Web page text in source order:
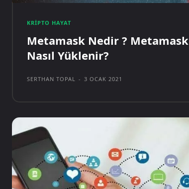
KRIPTO HAYAT
Metamask Nedir ? Metamask
Nasıl Yüklenir?
SERTHAN TOPAL - 3 OCAK 2021